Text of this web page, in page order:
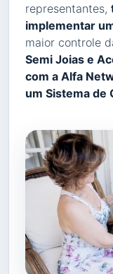
representantes,
implementar
maior controle
Semi Joias e
com a Alfa
um Sistema de